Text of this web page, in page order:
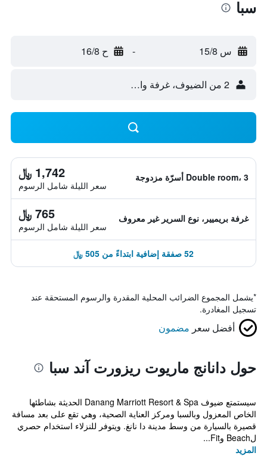
سبا
س 15/8 - ح 16/8
2 من الضيوف، غرفة واحدة
Double room، 3 أسرّة مزدوجة 1,742 ﷼
سعر الليلة شامل الرسوم
غرفة بريميير، نوع السرير غير معروف 765 ﷼
سعر الليلة شامل الرسوم
52 صفقة إضافية ابتداءً من 505 ﷼
*يشمل المجموع الضرائب المحلية المقدرة والرسوم المستحقة عند
تسجيل المغادرة.
أفضل سعر مضمون
حول دانانج ماريوت ريزورت آند سبا
سيستمتع ضيوف Danang Marriott Resort & Spa الحديثة بشاطئها
الخاص المعزول وبالسبا ومركز العناية الصحية، وهي تقع على بعد مسافة
قصيرة بالسيارة من وسط مدينة دا نانغ. ويتوفر للنزلاء استخدام حصري
لBeach وFit...
المزيد